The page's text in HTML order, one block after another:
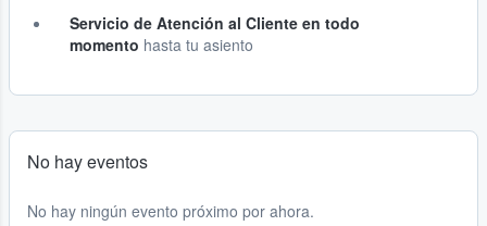
Servicio de Atención al Cliente en todo
momento hasta tu asiento
No hay eventos
No hay ningún evento próximo por ahora.